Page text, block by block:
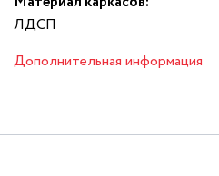
ЛДСП
Дополнительная информация